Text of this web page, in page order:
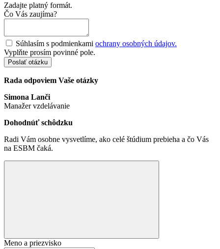
Zadajte platný formát.
Čo Vás zaujíma?
Súhlasím s podmienkami ochrany osobných údajov.
Vyplňte prosím povinné pole.
Poslať otázku
Rada odpoviem Vaše otázky
Simona Lanči
Manažer vzdelávanie
Dohodnúť schôdzku
Radi Vám osobne vysvetlíme, ako celé štúdium prebieha a čo Vás
na ESBM čaká.
Meno a priezvisko